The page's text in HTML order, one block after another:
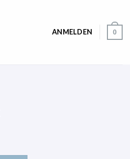
ANMELDEN 0